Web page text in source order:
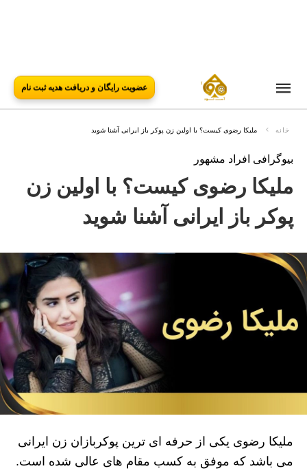
عضویت رایگان و دریافت هدیه ثبت نام
خانه ملیکا رضوی کیست؟ با اولین زن پوکر باز ایرانی آشنا شوید
بیوگرافی افراد مشهور
ملیکا رضوی کیست؟ با اولین زن
پوکر باز ایرانی آشنا شوید
ملیکا رضوی یکی از حرفه ای ترین پوکربازان زن ایرانی
می باشد که موفق به کسب مقام های عالی شده است.